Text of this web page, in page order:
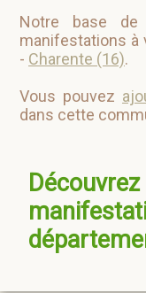
Notre base
manifestations à
- Charente (16).
Vous pouvez
dans cette